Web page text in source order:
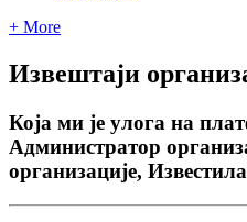
+ More
Извештаји
Која ми је улога на
Администратор
организације,